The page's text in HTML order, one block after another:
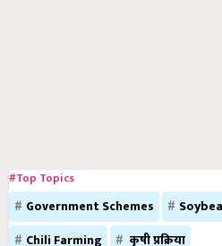
Government Schemes
Chili Farming
कृषी प्रक्रिया